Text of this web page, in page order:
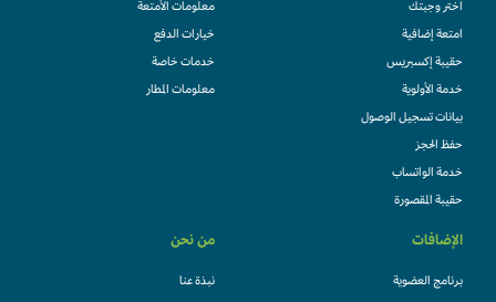
اختر وجبتك
امتعة إضافية
حقيبة إكسبريس
خدمة الأولوية
بيانات تسجيل الوصول
حفظ الحجز
خدمة الواتساب
حقيبة المقصورة
معلومات الأمتعة
خيارات الدفع
خدمات خاصة
معلومات المطار
الإضافات
برنامج العضوية
من نحن
نبذة عنا